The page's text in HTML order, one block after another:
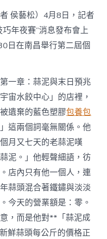
包
養
行
情
屆
工
作
技
巧
年
夜
賽
將
于
4
月
26
日
舉
行〉
中
侯藝松）4月8日，記者
年夜賽”消息發布會上
日在南昌舉行第二屆個
一章：蒜泥與末日預兆
宙水餃中心」的店裡，
遺棄的藍色塑膠包養包
這兩個詞毫無關係。他
月又七天的老蒜泥嘆
泥。」他輕聲細語，彷
店內只有他一個人，連
蒜頭混合著鐵鏽與淡淡
今天的營業額是：零。
，而是他對**「蒜泥成
鮮蒜頭每公斤的價格正